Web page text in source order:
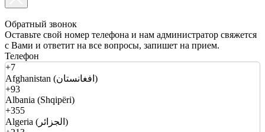
Обратный звонок
Оставьте свой номер телефона и нам администратор свяжется
с Вами и ответит на все вопросы, запишет на прием.
Телефон
+7
Afghanistan (افغانستان)
+93
Albania (Shqipëri)
+355
Algeria (الجزائر)